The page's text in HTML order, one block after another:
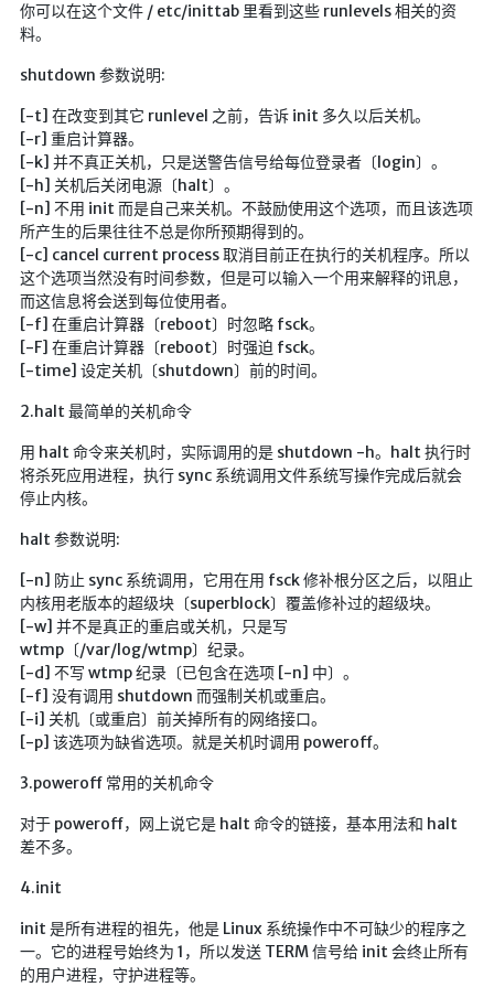
你可以在这个文件 / etc/inittab 里看到这些 runlevels 相关的资
料。
shutdown 参数说明:
[-t] 在改变到其它 runlevel 之前，告诉 init 多久以后关机。
[-r] 重启计算器。
[-k] 并不真正关机，只是送警告信号给每位登录者〔login〕。
[-h] 关机后关闭电源〔halt〕。
[-n] 不用 init 而是自己来关机。不鼓励使用这个选项，而且该选项
所产生的后果往往不总是你所预期得到的。
[-c] cancel current process 取消目前正在执行的关机程序。所以
这个选项当然没有时间参数，但是可以输入一个用来解释的讯息，
而这信息将会送到每位使用者。
[-f] 在重启计算器〔reboot〕时忽略 fsck。
[-F] 在重启计算器〔reboot〕时强迫 fsck。
[-time] 设定关机〔shutdown〕前的时间。
2.halt 最简单的关机命令
用 halt 命令来关机时，实际调用的是 shutdown -h。halt 执行时
将杀死应用进程，执行 sync 系统调用文件系统写操作完成后就会
停止内核。
halt 参数说明:
[-n] 防止 sync 系统调用，它用在用 fsck 修补根分区之后，以阻止
内核用老版本的超级块〔superblock〕覆盖修补过的超级块。
[-w] 并不是真正的重启或关机，只是写
wtmp〔/var/log/wtmp〕纪录。
[-d] 不写 wtmp 纪录〔已包含在选项 [-n] 中〕。
[-f] 没有调用 shutdown 而强制关机或重启。
[-i] 关机〔或重启〕前关掉所有的网络接口。
[-p] 该选项为缺省选项。就是关机时调用 poweroff。
3.poweroff 常用的关机命令
对于 poweroff，网上说它是 halt 命令的链接，基本用法和 halt
差不多。
4.init
init 是所有进程的祖先，他是 Linux 系统操作中不可缺少的程序之
一。它的进程号始终为 1，所以发送 TERM 信号给 init 会终止所有
的用户进程，守护进程等。
背景连线动画
夜色折现效果
🚩合集
技术
文章
⌛时光轴
🎅登录
音乐解析 半成品